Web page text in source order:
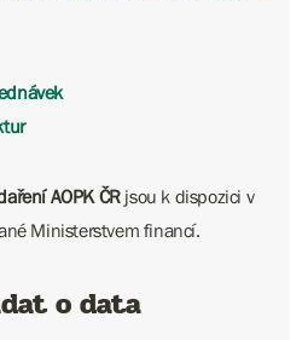
AOPK ČRjsou k dispozici v
Ministerstvem financí.
o data